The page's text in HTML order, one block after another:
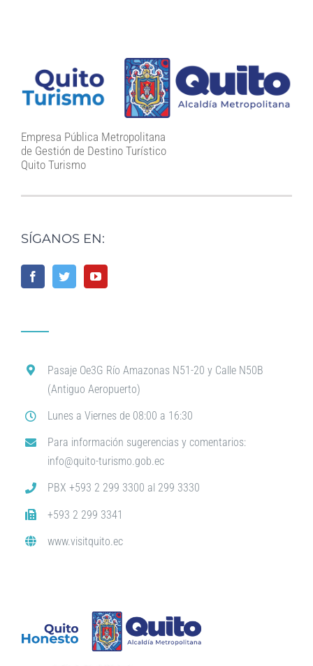
Empresa Pública Metropolitana
de Gestión de Destino Turístico
Quito Turismo
SÍGANOS EN:
Pasaje Oe3G Río Amazonas N51-20 y Calle N50B
(Antiguo Aeropuerto)
Lunes a Viernes de 08:00 a 16:30
Para información sugerencias y comentarios:
info@quito-turismo.gob.ec
PBX +593 2 299 3300 al 299 3330
+593 2 299 3341
www.visitquito.ec